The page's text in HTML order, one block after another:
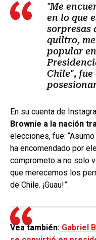
"Me
en lo que
sorpresas
quiltro,
popular
Chile",
En su cuenta de
Brownie a la nación
elecciones, fue:
ha encomendado por
comprometo a no solo
que merecemos los
de Chile. ¡Guau!”.
Vea también: Gabriel